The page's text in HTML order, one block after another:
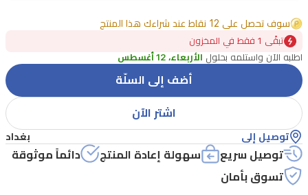
سوف تحصل على 12 نقاط عند شراءك هذا المنتج
تبقًى 1 فقط في المخزون
اطلبه الآن واستلمه بحلول الأربعاء، 12 أغسطس
أضف إلى السلّة
اشتر الآن
توصيل إلى بغداد
توصيل سريع سهولة إعادة المنتج
دائماً موثوقة
تسوق بأمان